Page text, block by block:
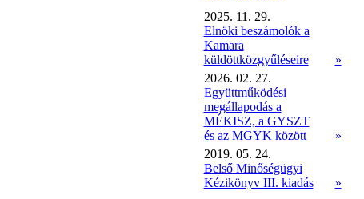
2025. 11. 29.
Elnöki beszámolók a
Kamara
küldöttközgyűléseire
»
2026. 02. 27.
Együttműködési
megállapodás a
MÉKISZ, a GYSZT
és az MGYK között
»
2019. 05. 24.
Belső Minőségügyi
Kézikönyv III. kiadás
»